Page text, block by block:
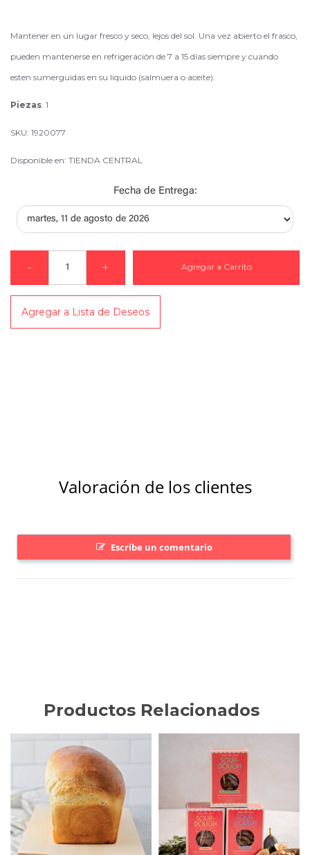
Mantener en un lugar fresco y seco, lejos del sol. Una vez abierto el frasco,
pueden mantenerse en refrigeración de 7 a 15 días siempre y cuando
esten sumerguidas en su liquido (salmuera o aceite).
Piezas: 1
SKU: 1920077
Disponible en: TIENDA CENTRAL
Fecha de Entrega:
- + Agregar a Carrito
Agregar a Lista de Deseos
Productos Relacionados